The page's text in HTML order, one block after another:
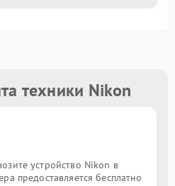
техники Nikon
устройство Nikon в
предоставляется бесплатно